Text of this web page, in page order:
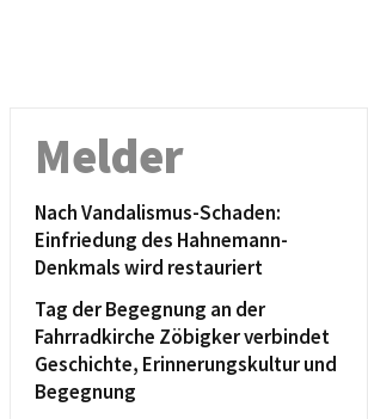
Melder
Nach Vandalismus-Schaden:
Einfriedung des Hahnemann-
Denkmals wird restauriert
Tag der Begegnung an der
Fahrradkirche Zöbigker verbindet
Geschichte, Erinnerungskultur und
Begegnung